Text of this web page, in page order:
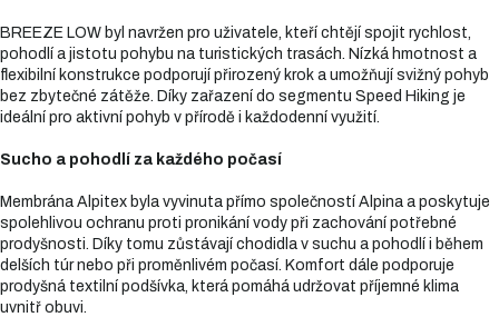
BREEZE LOW byl navržen pro uživatele, kteří chtějí spojit rychlost,
pohodlí a jistotu pohybu na turistických trasách. Nízká hmotnost a
flexibilní konstrukce podporují přirozený krok a umožňují svižný pohyb
bez zbytečné zátěže. Díky zařazení do segmentu Speed Hiking je
ideální pro aktivní pohyb v přírodě i každodenní využití.
Sucho a pohodlí za každého počasí
Membrána Alpitex byla vyvinuta přímo společností Alpina a poskytuje
spolehlivou ochranu proti pronikání vody při zachování potřebné
prodyšnosti. Díky tomu zůstávají chodidla v suchu a pohodlí i během
delších túr nebo při proměnlivém počasí. Komfort dále podporuje
prodyšná textilní podšívka, která pomáhá udržovat příjemné klima
uvnitř obuvi.